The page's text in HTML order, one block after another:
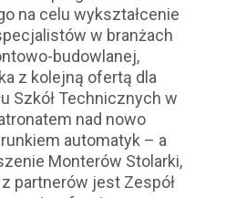
na celu wykształcenie
w branżach
budowlanej,
z kolejną ofertą dla
Szkół Technicznych w
nad nowo
automatyk – a
Monterów Stolarki,
partnerów jest Zespół